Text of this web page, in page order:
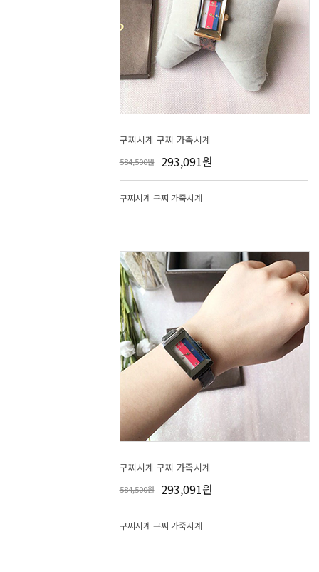
구찌시계 구찌 가죽시계
584,500원 293,091원
구찌시계 구찌 가죽시계
구찌시계 구찌 가죽시계
584,500원 293,091원
구찌시계 구찌 가죽시계